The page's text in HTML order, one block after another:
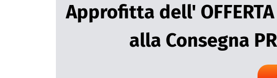
Approfitta dell'
alla Consegna